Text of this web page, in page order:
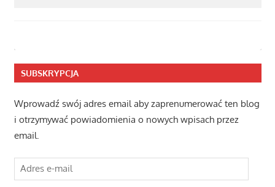
SUBSKRYPCJA
Wprowadź swój adres email aby zaprenumerować ten blog
i otrzymywać powiadomienia o nowych wpisach przez
email.
Adres
e-